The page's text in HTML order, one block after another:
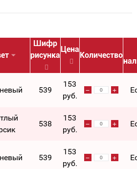
Шифр
рисунка
Цена
Количество
539
153
руб.
538
153
руб.
539
153
руб.